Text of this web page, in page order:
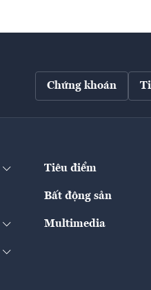
Chứng khoán
Tiêu điểm
Bất động sản
Multimedia